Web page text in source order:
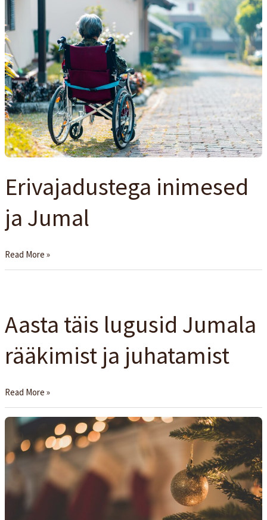
Erivajadustega inimesed
ja Jumal
inimesed
ja
Jumal
Read More »
Aasta täis lugusid Jumala
rääkimist ja juhatamist
lugusid
Jumala
rääkimist
ja
Read More »
Kui
vanaks
Jeesus
tänavu